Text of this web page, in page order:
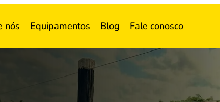
nós Equipamentos Blog Fale conosco